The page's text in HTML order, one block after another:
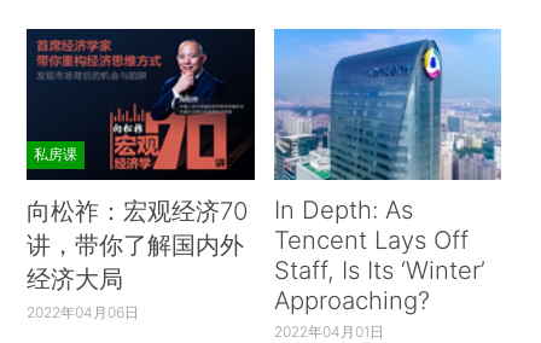
私房课
向松祚：宏观经济70
讲，带你了解国内外
经济大局
2022年04月06日
In Depth: As
Tencent Lays Off
Staff, Is Its ‘Winter’
Approaching?
2022年04月01日